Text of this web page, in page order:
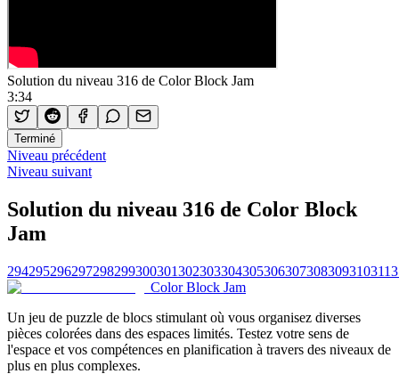
Solution du niveau 316 de Color Block Jam
3:34
Terminé
Niveau précédent
Niveau suivant
Solution du niveau 316 de Color Block
Jam
294295296297298299300301302303304305306307308309310311
Color Block Jam
Un jeu de puzzle de blocs stimulant où vous organisez diverses
pièces colorées dans des espaces limités. Testez votre sens de
l'espace et vos compétences en planification à travers des niveaux de
plus en plus complexes.